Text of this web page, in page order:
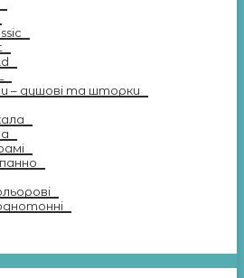
– душові та шторки